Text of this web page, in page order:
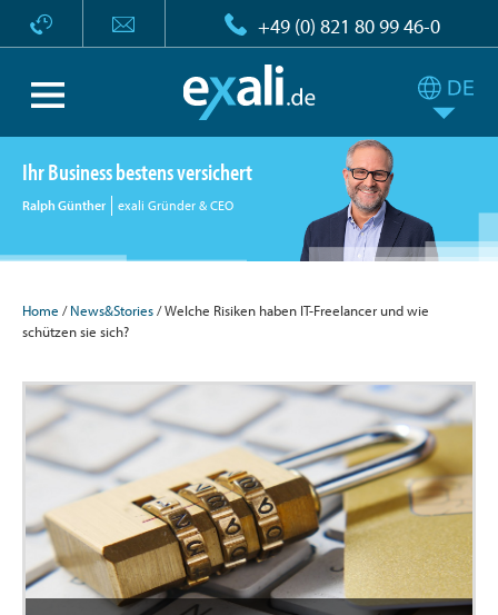
+49 (0) 821 80 99 46-0
Ihr Business bestens versichert
Ralph Günther exali Gründer & CEO
Home /News&Stories/ Welche Risiken haben IT-Freelancer und wie
schützen sie sich?